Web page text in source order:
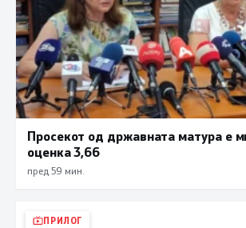
Просекот од државната матура е
оценка 3,66
пред 59 мин.
ПРИЛОГ